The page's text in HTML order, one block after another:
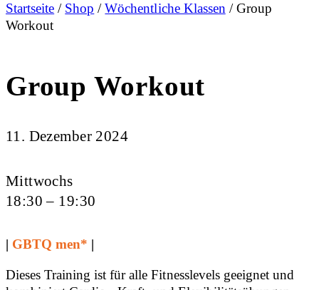
Startseite / Shop /Wöchentliche Klassen/ Group
Workout
Group Workout
11. Dezember 2024
Mittwochs
18:30 – 19:30
| GBTQ men* |
Dieses Training ist für alle Fitnesslevels geeignet und